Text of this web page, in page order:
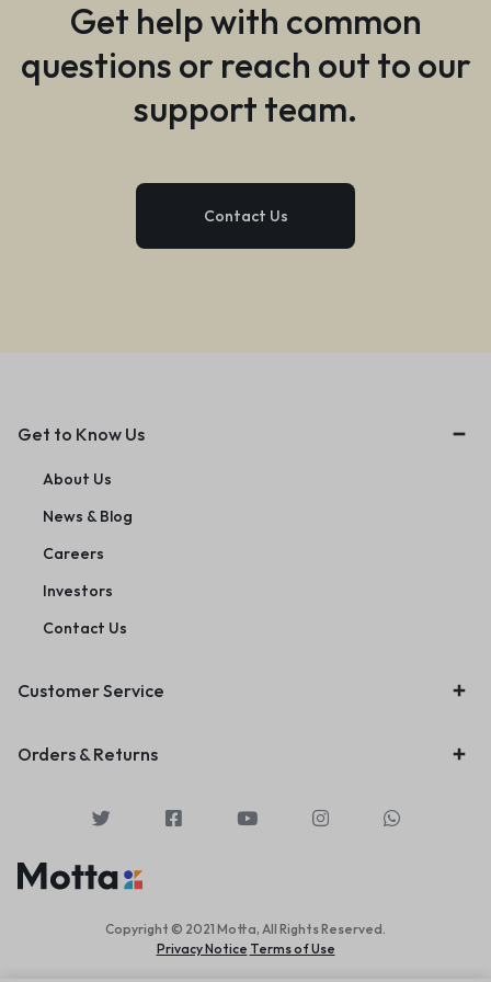
Get help with common
questions or reach out to our
support team.
Contact Us
Get to Know Us
About Us
News & Blog
Careers
Investors
Contact Us
Customer Service
Orders & Returns
Copyright © 2021 Motta, All Rights Reserved.
Privacy Notice Terms of Use